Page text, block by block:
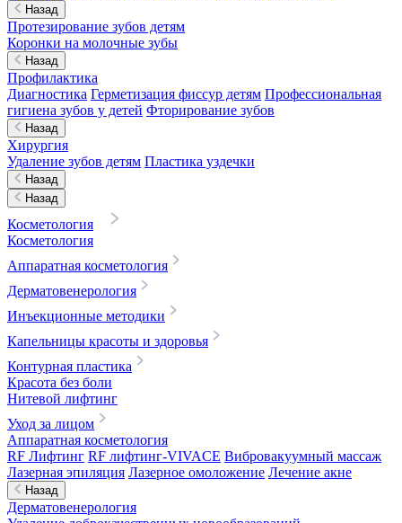
Назад
Протезирование зубов детям
Коронки на молочные зубы
Назад
Профилактика
Диагностика Герметизация фиссур детям Профессиональная
гигиена зубов у детей Фторирование зубов
Назад
Хирургия
Удаление зубов детям Пластика уздечки
Назад
Назад
Косметология
Косметология
Аппаратная косметология
Дерматовенерология
Инъекционные методики
Капельницы красоты и здоровья
Контурная пластика
Красота без боли
Нитевой лифтинг
Уход за лицом
Аппаратная косметология
RF Лифтинг RF лифтинг-VIVACE Вибровакуумный массаж
Лазерная эпиляция Лазерное омоложение Лечение акне
Назад
Дерматовенерология